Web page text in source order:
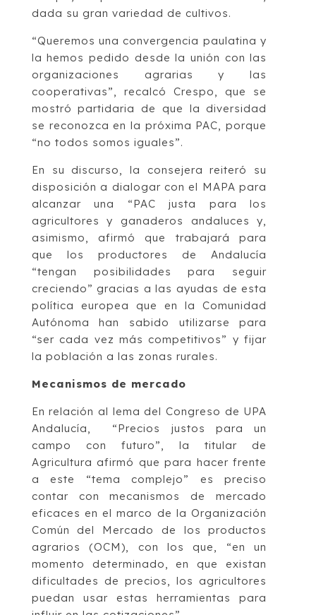
dada su gran variedad de cultivos.
“Queremos una convergencia paulatina y
la hemos pedido desde la unión con las
organizaciones agrarias y las
cooperativas”, recalcó Crespo, que se
mostró partidaria de que la diversidad
se reconozca en la próxima PAC, porque
“no todos somos iguales”.
En su discurso, la consejera reiteró su
disposición a dialogar con el MAPA para
alcanzar una “PAC justa para los
agricultores y ganaderos andaluces y,
asimismo, afirmó que trabajará para
que los productores de Andalucía
“tengan posibilidades para seguir
creciendo” gracias a las ayudas de esta
política europea que en la Comunidad
Autónoma han sabido utilizarse para
“ser cada vez más competitivos” y fijar
la población a las zonas rurales.
Mecanismos de mercado
En relación al lema del Congreso de UPA
Andalucía, “Precios justos para un
campo con futuro”, la titular de
Agricultura afirmó que para hacer frente
a este “tema complejo” es preciso
contar con mecanismos de mercado
eficaces en el marco de la Organización
Común del Mercado de los productos
agrarios (OCM), con los que, “en un
momento determinado, en que existan
dificultades de precios, los agricultores
puedan usar estas herramientas para